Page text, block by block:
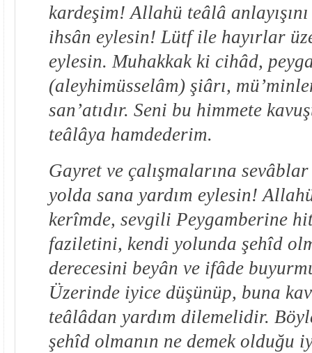
kardeşim! Allahü teâlâ
ihsân eylesin! Lütf ile hayırlar
eylesin. Muhakkak ki cihâd,
(aleyhimüsselâm) şiârı,
san’atıdır. Seni bu himmete
teâlâya hamdederim.
Gayret ve çalışmalarına
yolda sana yardım eylesin!
kerîmde, sevgili Peygamberine
faziletini, kendi yolunda şehîd
derecesini beyân ve ifâde
Üzerinde iyice düşünüp, buna
teâlâdan yardım dilemelidir.
şehîd olmanın ne demek olduğu